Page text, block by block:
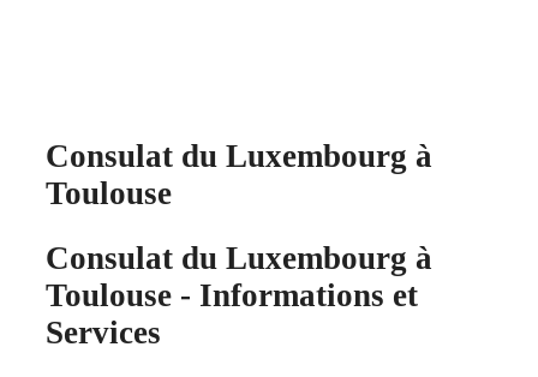
Consulat du Luxembourg à
Toulouse
Consulat du Luxembourg à
Toulouse - Informations et
Services